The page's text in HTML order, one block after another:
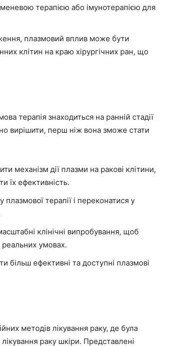
терапією або імунотерапією для
плазмовий вплив може бути
клітин на краю хірургічних ран, що
терапія знаходиться на ранній стадії
вирішити, перш ніж вона зможе стати
механізм дії плазми на ракові клітини,
їх ефективність.
терапії і переконатися у
клінічні випробування, щоб
реальних умовах.
більш ефективні та доступні плазмові
методів лікування раку, де була
раку шкіри. Представлені